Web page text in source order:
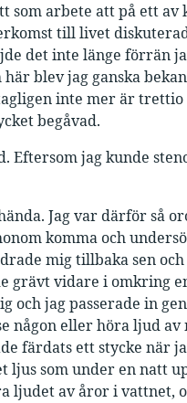
som arbete att på ett av
till livet
det inte länge förrän
blev jag ganska
inte mer är
begåvad.
Eftersom jag kunde
Jag var därför så
komma och
mig tillbaka sen
grävt vidare i omkring
och jag passerade in
eller höra ljud av
färdats ett stycke när
som under en natt
ljudet av åror i vattnet,